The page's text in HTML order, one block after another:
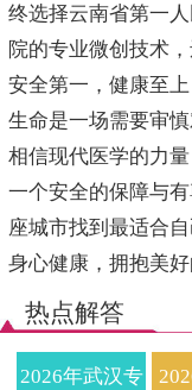
终选择云南省第一
院的专业微创技术
安全第一，健康至上
生命是一场需要审
相信现代医学的力
一个安全的保障与
座城市找到最适合
身心健康，拥抱美好
热点解答
2026年武汉专